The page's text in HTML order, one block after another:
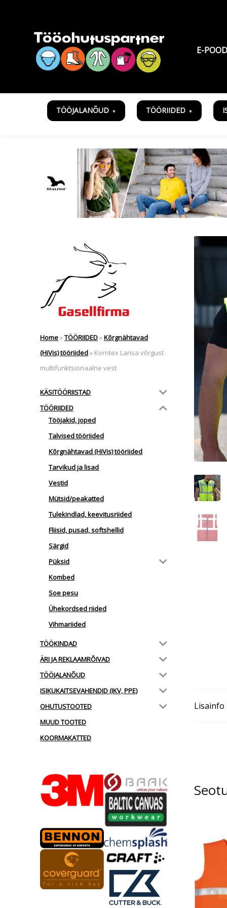
E-POOD
TÖÖJALANÕUD TÖÖRIIDED
Lisainfo
Home»TÖÖRIIDED»Kõrgnähtavad
(HiVis) tööriided» Korntex Larisa võrgust
multifunktsionaalne vest
KÄSITÖÖRIISTAD
TÖÖRIIDED
Tööjakid, joped
Talvised tööriided
Kõrgnähtavad (HiVis) tööriided
Tarvikud ja lisad
Vestid
Mütsid/peakatted
Tulekindlad, keevitusriided
Fliisid, pusad, softshellid
Särgid
Püksid
Kombed
Soe pesu
Ühekordsed riided
Vihmariided
TÖÖKINDAD
ÄRI JA REKLAAMRÕIVAD
TÖÖJALANÕUD
ISIKUKAITSEVAHENDID (IKV, PPE)
OHUTUSTOOTED
MUUD TOOTED
KOORMAKATTED